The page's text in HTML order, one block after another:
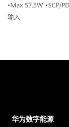
•Max 57.5W •SCP/
输入
华为数字能源